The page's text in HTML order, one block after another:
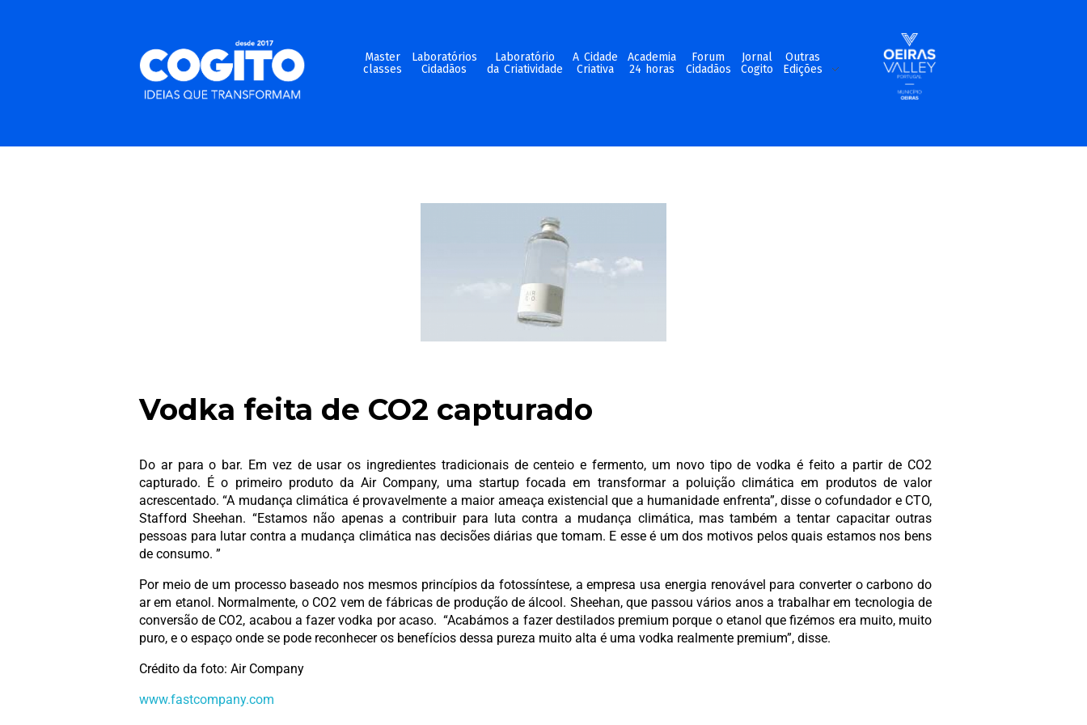
Master
classes
Laboratórios
Cidadãos
Laboratório
da Criatividade
A Cidade
Criativa
Academia
24 horas
Forum
Cidadãos
Jornal
Cogito
Outras
Edições
Vodka feita de CO2 capturado
Do ar para o bar. Em vez de usar os ingredientes tradicionais de centeio e fermento, um novo tipo de vodka é feito a partir de CO2
capturado. É o primeiro produto da Air Company, uma startup focada em transformar a poluição climática em produtos de valor
acrescentado. “A mudança climática é provavelmente a maior ameaça existencial que a humanidade enfrenta”, disse o cofundador e CTO,
Stafford Sheehan. “Estamos não apenas a contribuir para luta contra a mudança climática, mas também a tentar capacitar outras
pessoas para lutar contra a mudança climática nas decisões diárias que tomam. E esse é um dos motivos pelos quais estamos nos bens
de consumo. ”
Por meio de um processo baseado nos mesmos princípios da fotossíntese, a empresa usa energia renovável para converter o carbono do
ar em etanol. Normalmente, o CO2 vem de fábricas de produção de álcool. Sheehan, que passou vários anos a trabalhar em tecnologia de
conversão de CO2, acabou a fazer vodka por acaso. “Acabámos a fazer destilados premium porque o etanol que fizémos era muito, muito
puro, e o espaço onde se pode reconhecer os benefícios dessa pureza muito alta é uma vodka realmente premium”, disse.
Crédito da foto: Air Company
www.fastcompany.com